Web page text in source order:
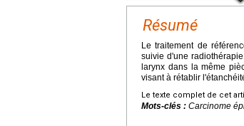
Résumé
Le traitement de
suivie d'une
larynx dans la même
visant à rétablir
Le texte complet de cet
Mots-clés : Carcinome